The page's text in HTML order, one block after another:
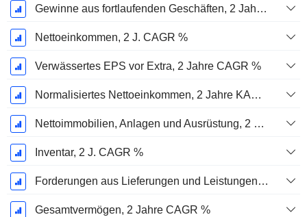
Gewinne aus fortlaufenden Geschäften, 2 Jahre. CAGR %
Nettoeinkommen, 2 J. CAGR %
Verwässertes EPS vor Extra, 2 Jahre CAGR %
Normalisiertes Nettoeinkommen, 2 Jahre KAGR %
Nettoimmobilien, Anlagen und Ausrüstung, 2 Jahre. CAGR %
Inventar, 2 J. CAGR %
Forderungen aus Lieferungen und Leistungen, 2 J. CAGR %
Gesamtvermögen, 2 Jahre CAGR %